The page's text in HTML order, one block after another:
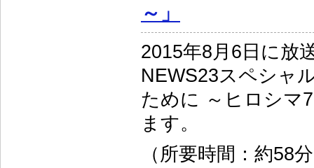
～」
2015年8月6日に放
NEWS23スペシャ
ために ～ヒロシマ
ます。
（所要時間：約58